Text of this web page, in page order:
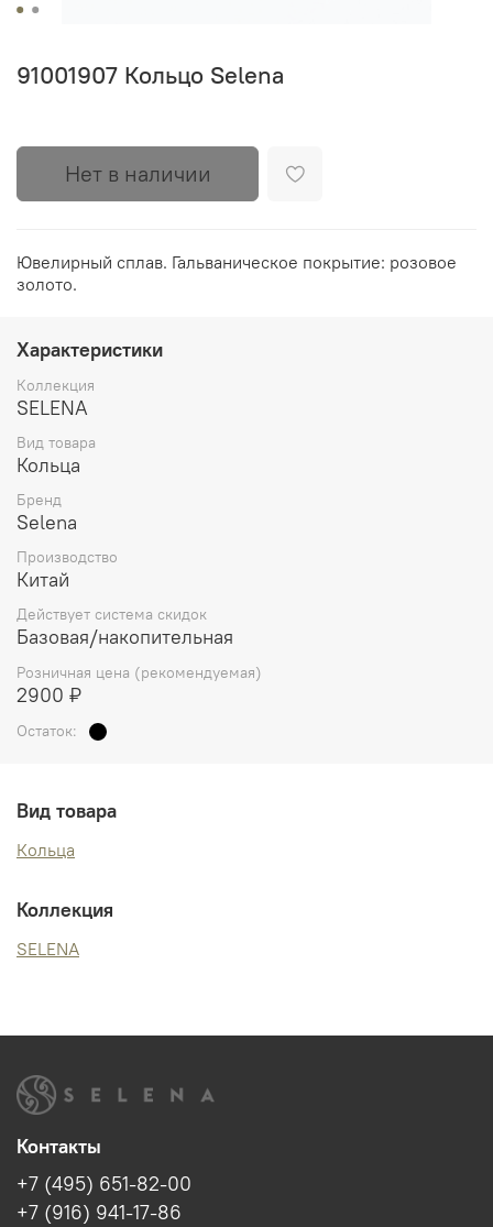
91001907 Кольцо Selena
Нет в наличии
Ювелирный сплав. Гальваническое покрытие: розовое
золото.
Характеристики
Коллекция
SELENA
Вид товара
Кольца
Бренд
Selena
Производство
Китай
Действует система скидок
Базовая/накопительная
Розничная цена (рекомендуемая)
2900 ₽
Остаток:
Вид товара
Кольца
Коллекция
SELENA
Контакты
+7 (495) 651-82-00
+7 (916) 941-17-86